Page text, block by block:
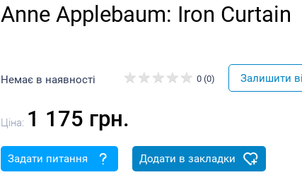
Anne Applebaum: Iron Curtain
Немає в наявності 0 (0) Залишити
Ціна: 1 175 грн.
Задати питання Додати в закладки